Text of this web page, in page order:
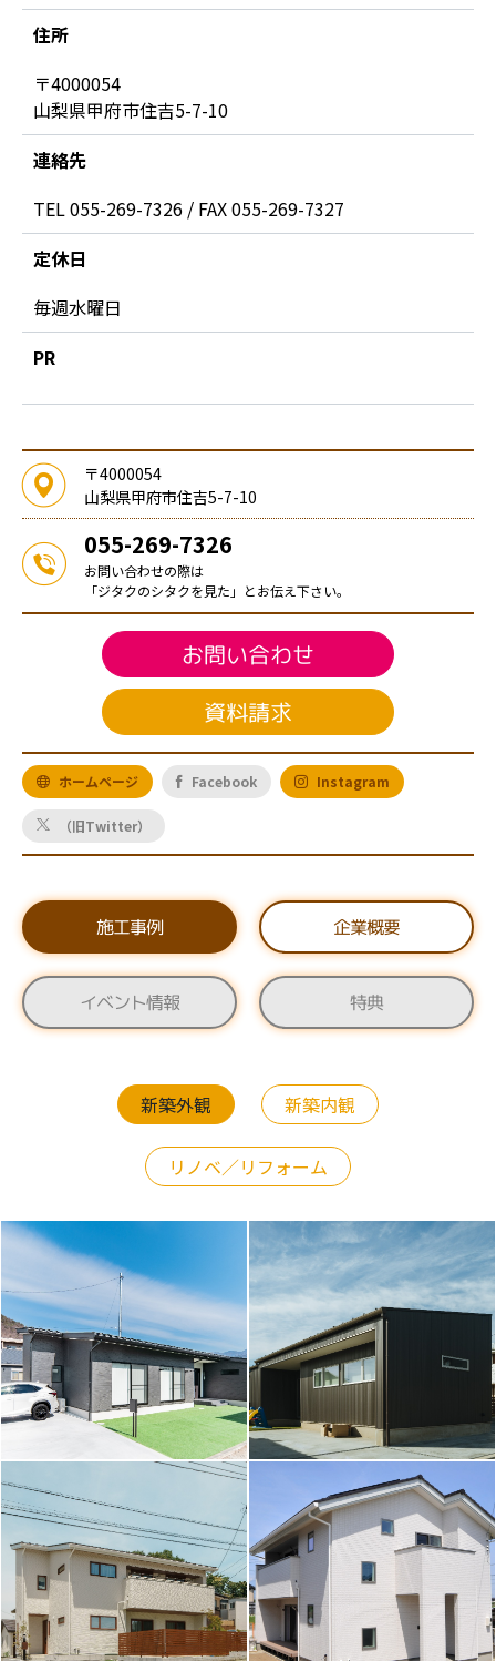
住所
〒4000054
山梨県甲府市住吉5-7-10
連絡先
TEL 055-269-7326 / FAX 055-269-7327
定休日
毎週水曜日
PR
〒4000054
山梨県甲府市住吉5-7-10
055-269-7326
お問い合わせの際は
「ジタクのシタクを見た」とお伝え下さい。
お問い合わせ
資料請求
ホームページ Facebook Instagram
（旧Twitter）
施工事例 企業概要
イベント情報 特典
新築外観 新築内観
リノベ／リフォーム